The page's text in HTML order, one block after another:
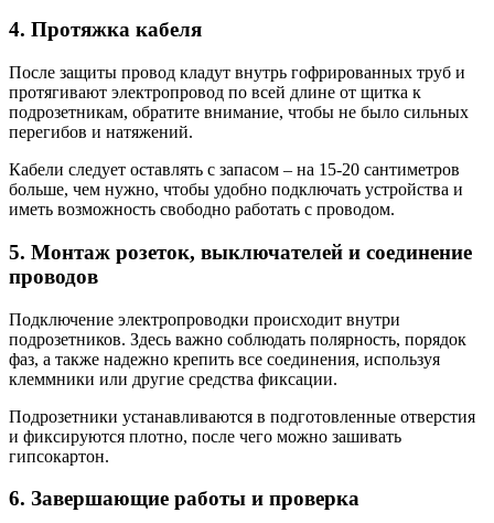
4. Протяжка кабеля
После защиты провод кладут внутрь гофрированных труб и
протягивают электропровод по всей длине от щитка к
подрозетникам, обратите внимание, чтобы не было сильных
перегибов и натяжений.
Кабели следует оставлять с запасом – на 15-20 сантиметров
больше, чем нужно, чтобы удобно подключать устройства и
иметь возможность свободно работать с проводом.
5. Монтаж розеток, выключателей и соединение
проводов
Подключение электропроводки происходит внутри
подрозетников. Здесь важно соблюдать полярность, порядок
фаз, а также надежно крепить все соединения, используя
клеммники или другие средства фиксации.
Подрозетники устанавливаются в подготовленные отверстия
и фиксируются плотно, после чего можно зашивать
гипсокартон.
6. Завершающие работы и проверка